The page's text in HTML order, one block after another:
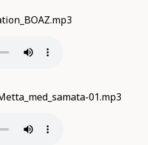
01.mp3